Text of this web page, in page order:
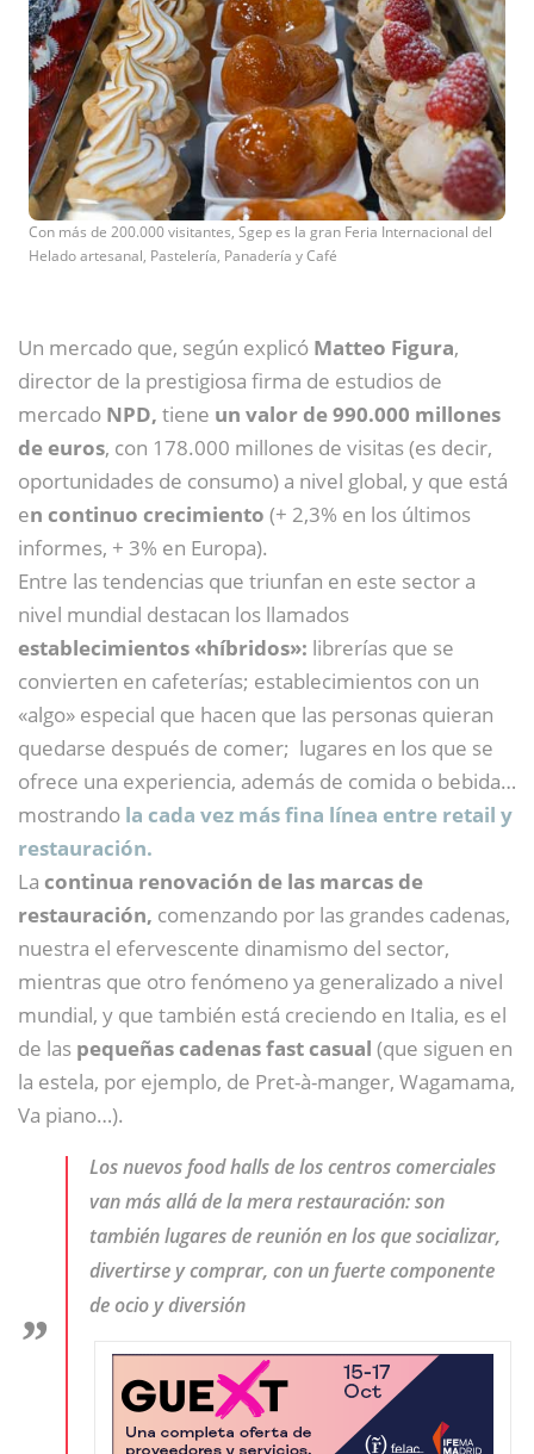
Con más de 200.000 visitantes, Sgep es la gran Feria Internacional del
Helado artesanal, Pastelería, Panadería y Café
Un mercado que, según explicó Matteo Figura,
director de la prestigiosa firma de estudios de
mercado NPD, tiene un valor de 990.000 millones
de euros, con 178.000 millones de visitas (es decir,
oportunidades de consumo) a nivel global, y que está
en continuo crecimiento (+ 2,3% en los últimos
informes, + 3% en Europa).
Entre las tendencias que triunfan en este sector a
nivel mundial destacan los llamados
establecimientos «híbridos»: librerías que se
convierten en cafeterías; establecimientos con un
«algo» especial que hacen que las personas quieran
quedarse después de comer; lugares en los que se
ofrece una experiencia, además de comida o bebida…
mostrando la cada vez más fina línea entre retail y
restauración.
La continua renovación de las marcas de
restauración, comenzando por las grandes cadenas,
nuestra el efervescente dinamismo del sector,
mientras que otro fenómeno ya generalizado a nivel
mundial, y que también está creciendo en Italia, es el
de las pequeñas cadenas fast casual (que siguen en
la estela, por ejemplo, de Pret-à-manger, Wagamama,
Va piano…).
Los nuevos food halls de los centros comerciales
van más allá de la mera restauración: son
también lugares de reunión en los que socializar,
divertirse y comprar, con un fuerte componente
de ocio y diversión